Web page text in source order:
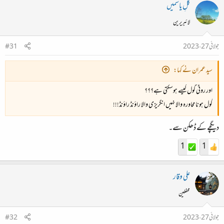
اصولوں کو برقرار رکھنے کی جستجو کی علامت ہے۔ کربلا کا واقعہ دنیا بھر کے لاکھوں مسلمانوں کے لیے الہام
کا ذریعہ بنا ہوا ہے، کیونکہ یہ اس بات کی یاددہانی کا کام کرتا ہے کہ حق اور انصاف کے لیے کھڑے
ہونے کی اہمیت کی ضرورت ہے، چاہے کوئی بھی قیمت کیوں نہ ہو۔ یہ بظاہر ناقابل تسخیر مشکلات
کے باوجود، ایمان، لچک، اور کسی کے اصولوں کے لیے غیر متزلزل وابستگی کی اقدار پر بھی زور دیتا
ہے۔
گُلِ یاسمیں
لائبریرین
جولائی 27، 2023
#31
سید عمران نے کہا:
اور روٹی گول کیسے ہوسکتی ہے؟؟؟
گول ہونا محاورہ والا نہیں انگریزی والا راؤنڈ راؤنڈ!!!
دیگچے کے ڈھکن سے۔
1
1
علی وقار
محفلین
جولائی 27، 2023
#32